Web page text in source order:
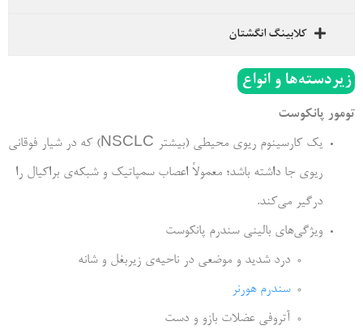
کلابینگ انگشتان
زیردسته‌ها و انواع
تومور پان­­کوست
یک کارسینوم ریوی محیطی (بیشتر NSCLC) که در شیار فوقانی
ریوی جا داشته باشد؛ معمولاً اعصاب سمپاتیک و شبکه­‌ی براکیال را
درگیر می­‌کند.
ویژگی­‌های بالینی سندرم پان­کوست
درد شدید و موضعی در ناحیه‌­ی زیربغل و شانه
سندرم هورنر
آتروفی عضلات بازو و دست